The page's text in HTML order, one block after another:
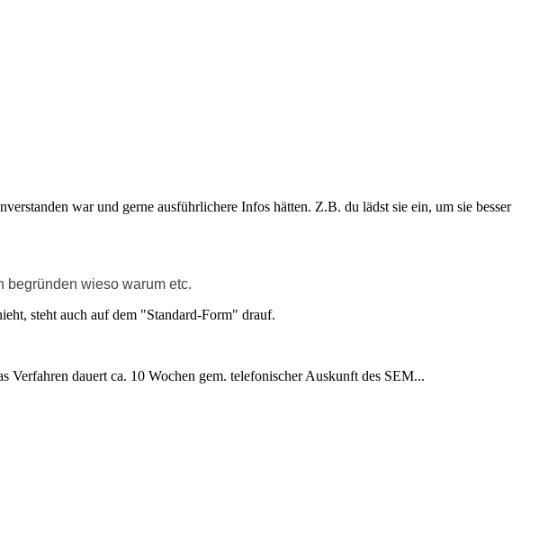
war und gerne ausführlichere Infos hätten. Z.B. du lädst sie ein, um sie besser
begründen wieso warum etc.
steht auch auf dem "Standard-Form" drauf.
dauert ca. 10 Wochen gem. telefonischer Auskunft des SEM...